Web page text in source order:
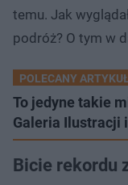
temu. Jak
podróż? O tym w
POLECANY
To jedyne takie
Galeria Ilustracji
Bicie rekordu